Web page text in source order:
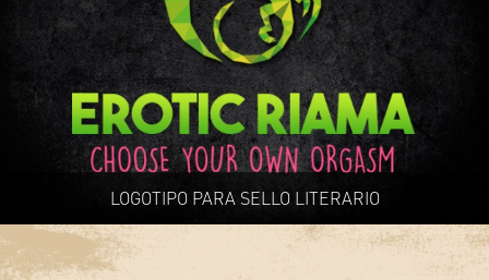
LOGOTIPO PARA SELLO LITERARIO